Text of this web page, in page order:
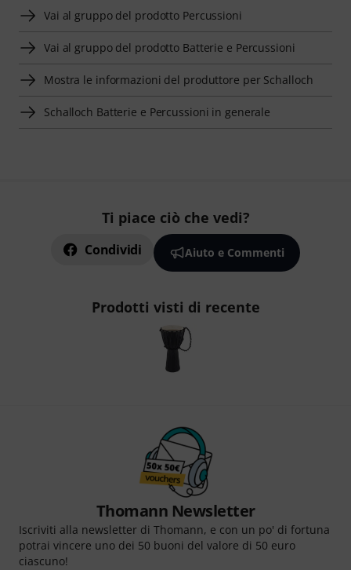
Vai al gruppo del prodotto Percussioni
Vai al gruppo del prodotto Batterie e Percussioni
Mostra le informazioni del produttore per Schalloch
Schalloch Batterie e Percussioni in generale
Ti piace ciò che vedi?
Condividi Aiuto e Commenti
Prodotti visti di recente
Thomann Newsletter
Iscriviti alla newsletter di Thomann, e con un po' di fortuna
potrai vincere uno dei 50 buoni del valore di 50 euro
ciascuno!